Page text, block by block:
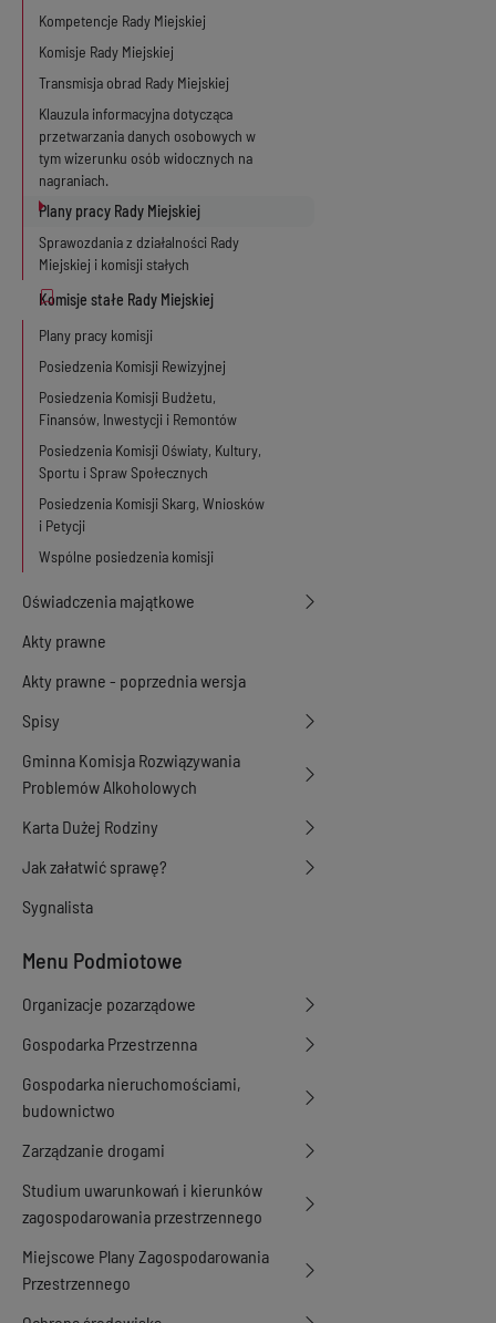
Kompetencje Rady Miejskiej
Komisje Rady Miejskiej
Transmisja obrad Rady Miejskiej
Klauzula informacyjna dotycząca
przetwarzania danych osobowych w
tym wizerunku osób widocznych na
nagraniach.
Plany pracy Rady Miejskiej
Sprawozdania z działalności Rady
Miejskiej i komisji stałych
Plany pracy komisji
Posiedzenia Komisji Rewizyjnej
Posiedzenia Komisji Budżetu,
Finansów, Inwestycji i Remontów
Posiedzenia Komisji Oświaty, Kultury,
Sportu i Spraw Społecznych
Posiedzenia Komisji Skarg, Wniosków
i Petycji
Wspólne posiedzenia komisji
Oświadczenia majątkowe
Akty prawne
Akty prawne - poprzednia wersja
Spisy
Gminna Komisja Rozwiązywania
Problemów Alkoholowych
Karta Dużej Rodziny
Jak załatwić sprawę?
Sygnalista
Menu Podmiotowe
Organizacje pozarządowe
Gospodarka Przestrzenna
Gospodarka nieruchomościami,
budownictwo
Zarządzanie drogami
Studium uwarunkowań i kierunków
zagospodarowania przestrzennego
Miejscowe Plany Zagospodarowania
Przestrzennego